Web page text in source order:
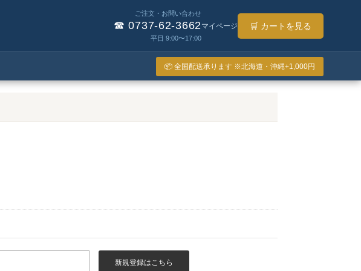
ご注文・お問い合わせ
☎ 0737-62-3662
平日 9:00〜17:00
マイページ 🛒 カートを見る
📦 全国配送承ります ※北海道・沖縄+1,000円